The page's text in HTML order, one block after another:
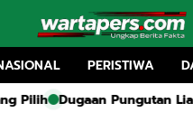
PERISTIWA
Dana Agustusan di